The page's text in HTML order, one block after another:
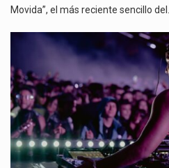
Movida”, el más reciente sencillo del…